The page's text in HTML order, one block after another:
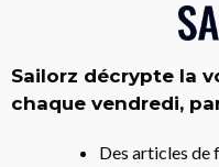
Sailorz décrypte la
chaque vendredi,
Des articles de